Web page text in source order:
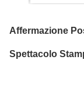
Affermazione
Spettacolo